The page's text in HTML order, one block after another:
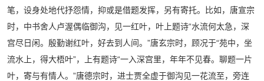
笔，设身处地代抒怨情，抑或是借题发挥，另有寄托。比如，唐宣宗
时，中书舍人卢渥偶临御沟，见一红叶，叶上题诗“水流何太急，深
宫尽日闲。殷勤谢红叶，好去到人间。”唐玄宗时，顾况于“苑中，坐
流水上，得大梧叶”，上有题诗“一入深宫里，年年不见春。聊题一片
叶，寄与有情人。”唐德宗时，进士贾全虚于御沟见一花流至，旁连